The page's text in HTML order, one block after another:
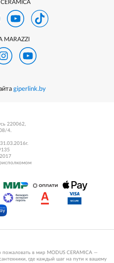
MARAZZI
giperlink.by
220062,
4.
в мир MODUS CERAMICA —
где каждый шаг на пути к вашему